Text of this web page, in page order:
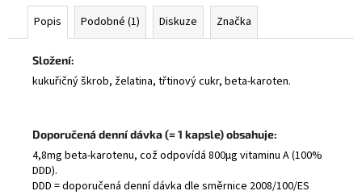
Popis Podobné (1) Diskuze Značka
Složení:
kukuřičný škrob, želatina, třtinový cukr, beta-karoten.
Doporučená denní dávka (= 1 kapsle) obsahuje:
4,8mg beta-karotenu, což odpovídá 800μg vitaminu A (100%
DDD).
DDD = doporučená denní dávka dle směrnice 2008/100/ES